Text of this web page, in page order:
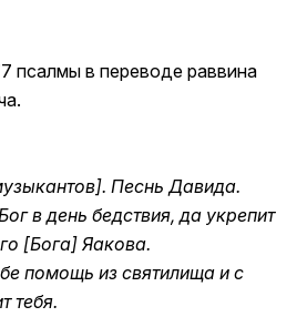
псалмы в переводе раввина
Песнь Давида.
в день бедствия, да укрепит
[Бога] Яакова.
помощь из святилища и с
тебя.